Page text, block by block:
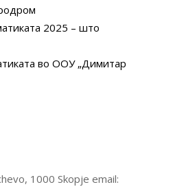
2025 – што
во ООУ „Димитар
1000 Skopje email: